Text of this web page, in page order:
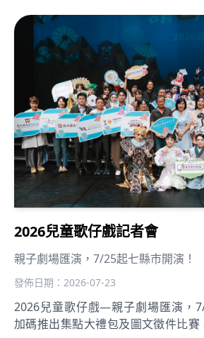
2026兒童歌仔戲記者會
親子劇場匯演，7/25起七縣市開演！
發佈日期：2026-07-23
2026兒童歌仔戲—親子劇場匯演，
加碼推出集點大禮包及圖文徵件比賽